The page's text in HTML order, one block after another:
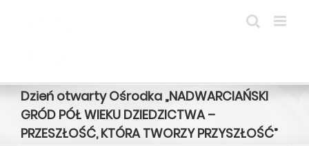
Dzień otwarty Ośrodka „NADWARCIAŃSKI
GRÓD PÓŁ WIEKU DZIEDZICTWA –
PRZESZŁOŚĆ, KTÓRA TWORZY PRZYSZŁOŚĆ”